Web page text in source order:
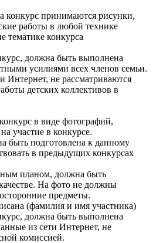
конкурс принимаются рисунки,
работы в любой технике
тематике конкурса
должна быть выполнена
усилиями всех членов семьи.
Интернет, не рассматриваются
детских коллективов в
в виде фотографий,
участие в конкурсе.
быть подготовлена к данному
в предыдущих конкурсах
планом, должна быть
На фото не должны
предметы.
(фамилия и имя участника)
должна быть выполнена
из сети Интернет, не
комиссией.